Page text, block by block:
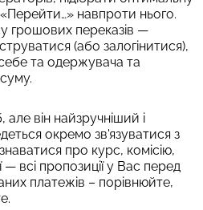
навпроти нього.
грошових переказів —
(або залогінитися),
та одержувача та
він найзручніший і
окремо зв'язуватися з
про курс, комісію,
— всі пропозиції у Вас перед
платежів – порівнюйте,